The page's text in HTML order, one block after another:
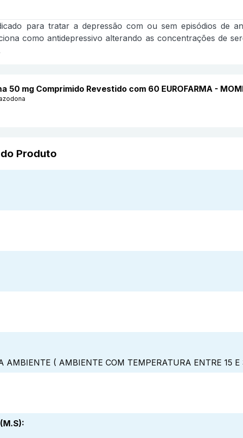
para tratar a depressão com ou sem episódios de
como antidepressivo alterando as concentrações de
50 mg Comprimido Revestido com 60 EUROFARMA -
Produto
AMBIENTE ( AMBIENTE COM TEMPERATURA ENTRE 15
: